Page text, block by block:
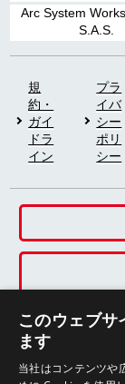
Arc System
S.A.S.
規
約・
ガイ
ドラ
イン
プラ
イバ
シー
ポリ
シー
SNS
このウェブ
ます
当社はコンテンツや